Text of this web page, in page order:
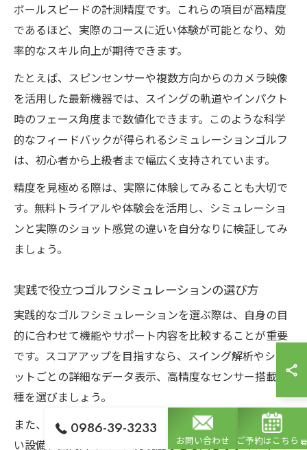
ボールスピードの計測精度です。これらの項目が高精度
であるほど、実際のコースに近い体験が可能となり、効
率的なスキル向上が期待できます。
たとえば、スピンセンサーや複数方向からのカメラ映像
を活用した最新機器では、スイングの軌道やインパクト
時のフェース角度まで数値化できます。このような科学
的なフィードバックが得られるシミュレーションゴルフ
は、初心者から上級者まで幅広く支持されています。
精度を見極める際は、実際に体験してみることも大切で
す。無料トライアルや体験会を活用し、シミュレーショ
ンと実際のショット感覚の違いを自分なりに検証してみ
ましょう。
実践で役立つゴルフシミュレーションの選び方
実践的なゴルフシミュレーションを選ぶ際は、自身の目
的に合わせて機能やサポート内容を比較することが重要
です。スコアアップを目指すなら、スイング解析やショ
ットごとの詳細なデータ表示、高精度なセンサー搭載機
種を選びましょう。
また、練習環境としては個室ブースや天候に左右されな
い設備、国内外のコース再現度なども大きなポイントで
0986-39-3233
お問い合わせ ご予約はこちら